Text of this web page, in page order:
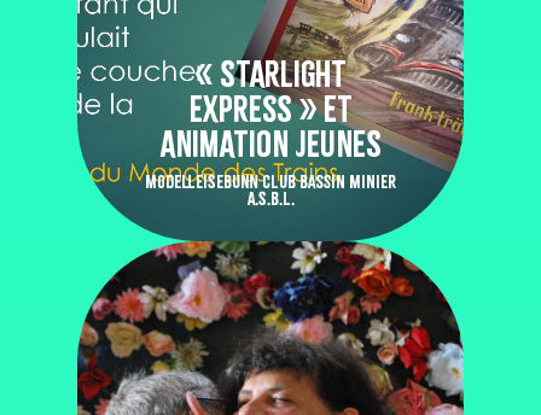
« STARLIGHT
EXPRESS » ET
ANIMATION JEUNES
MODELLEISEBUNN CLUB BASSIN MINIER
A.S.B.L.